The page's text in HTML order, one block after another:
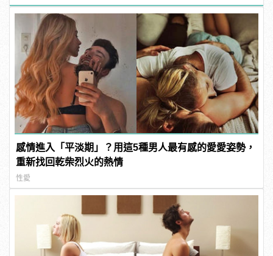
型男
感情進入「平淡期」？用這5種男人最有感的愛愛姿勢，
重新找回乾柴烈火的熱情
性愛